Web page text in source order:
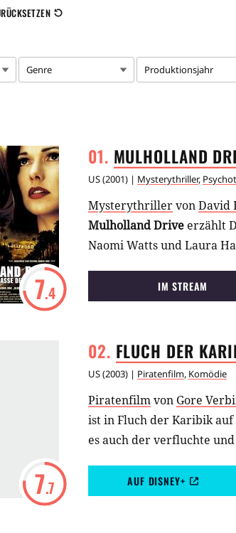
Genre Produktionsjahr
MULHOLLAND
US(2001) | Mysterythriller,
7.4
MysterythrillervonDavid
Mulholland Drive erzählt
Naomi Watts und Laura
IM STREAM
FLUCH DER
US(2003) | Piratenfilm, Komödie
7.7
Piratenfilmvon Gore
ist in Fluch der Karibik auf
es auch der verfluchte
AUF DISNEY+